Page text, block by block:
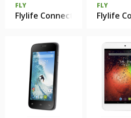
FLY
Flylife Connect 7.85 3G 2
FLY
Flylife